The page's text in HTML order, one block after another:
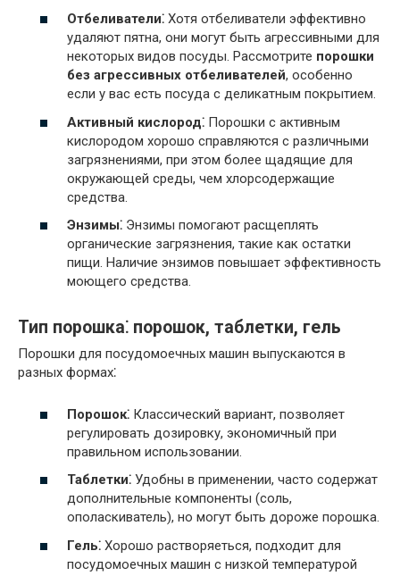
Отбеливатели⁚ Хотя отбеливатели эффективно
удаляют пятна, они могут быть агрессивными для
некоторых видов посуды. Рассмотрите порошки
без агрессивных отбеливателей, особенно
если у вас есть посуда с деликатным покрытием.
Активный кислород⁚ Порошки с активным
кислородом хорошо справляются с различными
загрязнениями, при этом более щадящие для
окружающей среды, чем хлорсодержащие
средства.
Энзимы⁚ Энзимы помогают расщеплять
органические загрязнения, такие как остатки
пищи. Наличие энзимов повышает эффективность
моющего средства.
Тип порошка⁚ порошок, таблетки, гель
Порошки для посудомоечных машин выпускаются в
разных формах⁚
Порошок⁚ Классический вариант, позволяет
регулировать дозировку, экономичный при
правильном использовании.
Таблетки⁚ Удобны в применении, часто содержат
дополнительные компоненты (соль,
ополаскиватель), но могут быть дороже порошка.
Гель⁚ Хорошо растворяеться, подходит для
посудомоечных машин с низкой температурой